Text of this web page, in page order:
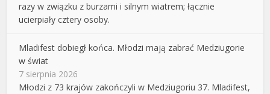
razy w związku z burzami i silnym wiatrem; łącznie
ucierpiały cztery osoby.
Mladifest dobiegł końca. Młodzi mają zabrać Medziugorie
w świat
7 sierpnia 2026
Młodzi z 73 krajów zakończyli w Medziugoriu 37. Mladifest,